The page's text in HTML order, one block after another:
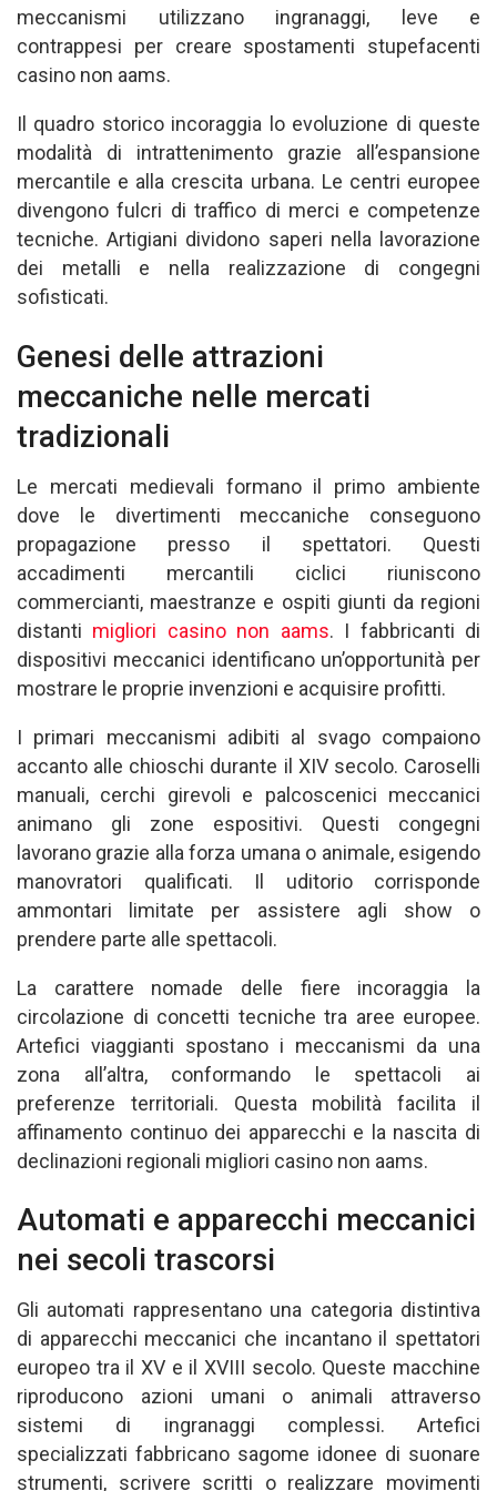
meccanismi utilizzano ingranaggi, leve e
contrappesi per creare spostamenti stupefacenti
casino non aams.
Il quadro storico incoraggia lo evoluzione di queste
modalità di intrattenimento grazie all’espansione
mercantile e alla crescita urbana. Le centri europee
divengono fulcri di traffico di merci e competenze
tecniche. Artigiani dividono saperi nella lavorazione
dei metalli e nella realizzazione di congegni
sofisticati.
Genesi delle attrazioni
meccaniche nelle mercati
tradizionali
Le mercati medievali formano il primo ambiente
dove le divertimenti meccaniche conseguono
propagazione presso il spettatori. Questi
accadimenti mercantili ciclici riuniscono
commercianti, maestranze e ospiti giunti da regioni
distanti migliori casino non aams. I fabbricanti di
dispositivi meccanici identificano un’opportunità per
mostrare le proprie invenzioni e acquisire profitti.
I primari meccanismi adibiti al svago compaiono
accanto alle chioschi durante il XIV secolo. Caroselli
manuali, cerchi girevoli e palcoscenici meccanici
animano gli zone espositivi. Questi congegni
lavorano grazie alla forza umana o animale, esigendo
manovratori qualificati. Il uditorio corrisponde
ammontari limitate per assistere agli show o
prendere parte alle spettacoli.
La carattere nomade delle fiere incoraggia la
circolazione di concetti tecniche tra aree europee.
Artefici viaggianti spostano i meccanismi da una
zona all’altra, conformando le spettacoli ai
preferenze territoriali. Questa mobilità facilita il
affinamento continuo dei apparecchi e la nascita di
declinazioni regionali migliori casino non aams.
Automati e apparecchi meccanici
nei secoli trascorsi
Gli automati rappresentano una categoria distintiva
di apparecchi meccanici che incantano il spettatori
europeo tra il XV e il XVIII secolo. Queste macchine
riproducono azioni umani o animali attraverso
sistemi di ingranaggi complessi. Artefici
specializzati fabbricano sagome idonee di suonare
strumenti, scrivere scritti o realizzare movimenti